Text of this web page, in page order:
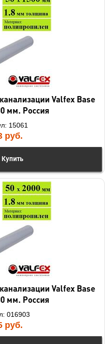
Valfex Base
мм. Россия
15061
руб.
Купить
Valfex Base
мм. Россия
016903
руб.